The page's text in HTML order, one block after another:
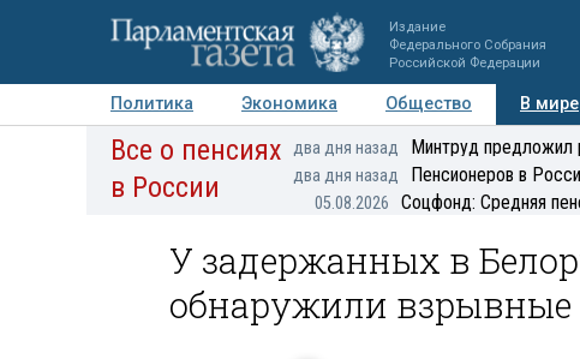
Издание
Федерального Собрания
Российской Федерации
Политика Экономика Общество В мире
Авторы Персоны Мнения Регионы
Все о пенсиях
в России
два дня назад Минтруд предложил
два дня назад Пенсионеров в
05.08.2026 Соцфонд: Средняя
У задержанных в
обнаружили взрывные